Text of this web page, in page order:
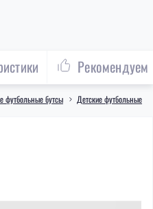
футбольные бутсы Детские футбольные
Рекомендуем